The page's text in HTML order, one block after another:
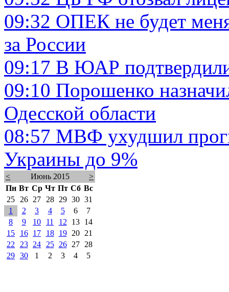
09:32 ОПЕК не будет
за России
09:17 В ЮАР
09:10 Порошенко
Одесской области
08:57 МВФ ухудшил
Украины до 9%
< Июнь 2015
>
Пн Вт Ср Чт Пт Сб Вс
25
26 27 28 29 30 31
1
2 3 4 5 6
7
8
9 10 11 12 13
14
15
16 17 18 19 20
21
22
23 24 25 26 27
28
29 30 1 2 3 4 5